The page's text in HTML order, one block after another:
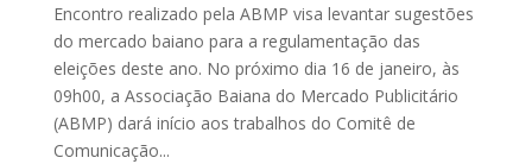
Encontro realizado pela ABMP visa levantar sugestões
do mercado baiano para a regulamentação das
eleições deste ano. No próximo dia 16 de janeiro, às
09h00, a Associação Baiana do Mercado Publicitário
(ABMP) dará início aos trabalhos do Comitê de
Comunicação...